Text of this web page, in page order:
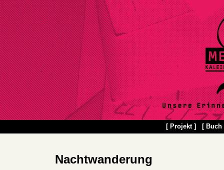
[ Projekt ] [ Buch
Nachtwanderung